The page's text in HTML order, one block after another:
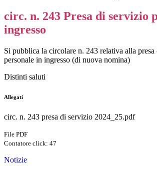
circ. n. 243 Presa di servizio
ingresso
Si pubblica la circolare n. 243 relativa alla
personale in ingresso (di nuova nomina)
Distinti saluti
Allegati
circ. n. 243 presa di servizio 2024_25.pdf
File PDF
Contatore click: 47
Notizie